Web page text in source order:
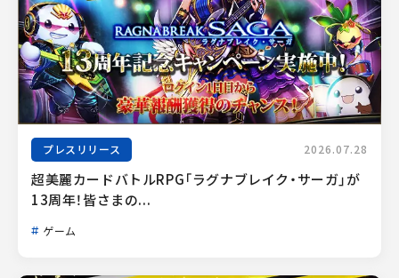
プレスリリース 2026.07.28
超美麗カードバトルRPG「ラグナブレイク・サーガ」が
13周年！皆さまの...
ゲーム